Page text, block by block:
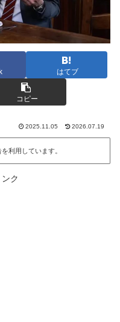
はてブ
コピー
2025.11.05 2026.07.19
利用しています。
ク